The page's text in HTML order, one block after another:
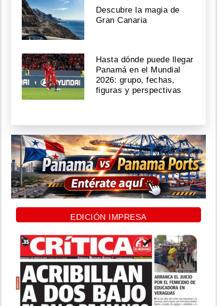
Descubre la magia de
Gran Canaria
Hasta dónde puede llegar
Panamá en el Mundial
2026: grupo, fechas,
figuras y perspectivas
EDICIÓN IMPRESA